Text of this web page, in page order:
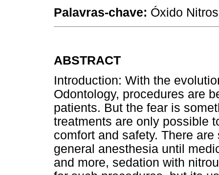
Palavras-chave: Óxido
ABSTRACT
Introduction: With the
Odontology, procedures are
patients. But the fear is
treatments are only possible
comfort and safety. There
general anesthesia until
and more, sedation with